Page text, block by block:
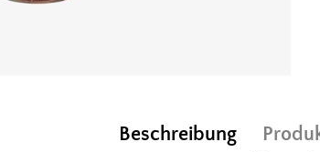
Beschreibung